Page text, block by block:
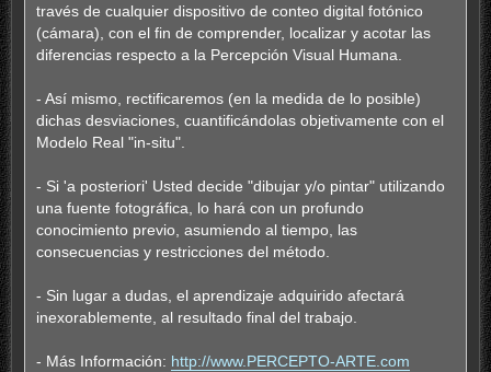
través de cualquier dispositivo de conteo digital fotónico
(cámara), con el fin de comprender, localizar y acotar las
diferencias respecto a la Percepción Visual Humana.
- Así mismo, rectificaremos (en la medida de lo posible)
dichas desviaciones, cuantificándolas objetivamente con el
Modelo Real "in-situ".
- Si 'a posteriori' Usted decide "dibujar y/o pintar" utilizando
una fuente fotográfica, lo hará con un profundo
conocimiento previo, asumiendo al tiempo, las
consecuencias y restricciones del método.
- Sin lugar a dudas, el aprendizaje adquirido afectará
inexorablemente, al resultado final del trabajo.
- Más Información: http://www.PERCEPTO-ARTE.com